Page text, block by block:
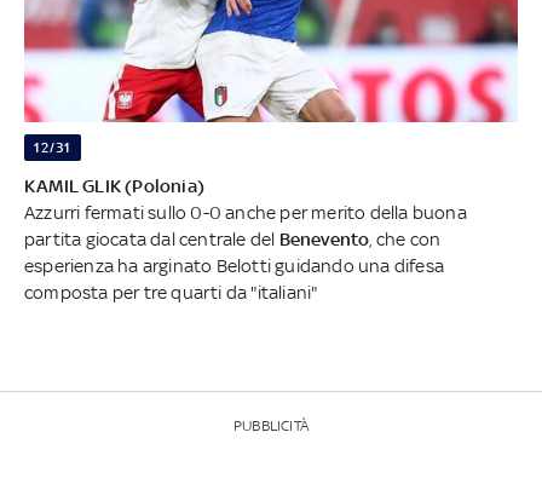
12/31
KAMIL GLIK (Polonia)
Azzurri fermati sullo 0-0 anche per merito della buona
partita giocata dal centrale del Benevento , che con
esperienza ha arginato Belotti guidando una difesa
composta per tre quarti da "italiani"
PUBBLICITÀ